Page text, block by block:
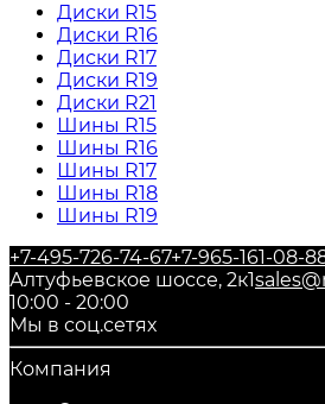
Диски R15
Диски R16
Диски R17
Диски R19
Диски R21
Шины R15
Шины R16
Шины R17
Шины R18
Шины R19
+7-495-726-74-67+7-965-161-08-
Алтуфьевское шоссе, 2к1
10:00 - 20:00
Мы в соц.сетях
Компания